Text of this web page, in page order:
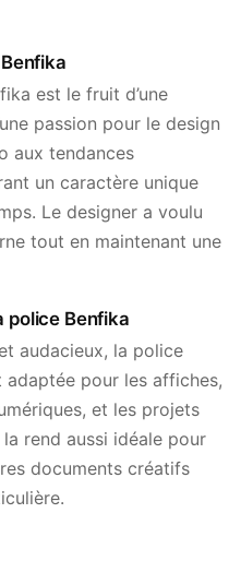
est le fruit d’une
passion pour le design
aux tendances
un caractère unique
Le designer a voulu
tout en maintenant une
police Benfika
audacieux, la police
pour les affiches,
et les projets
rend aussi idéale pour
documents créatifs